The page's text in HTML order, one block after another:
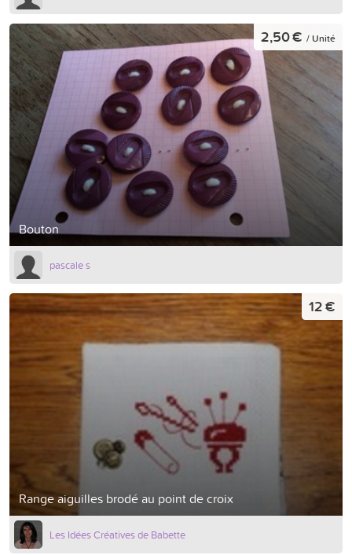
Bouton
2,50 € / Unité
pascale s
Range aiguilles brodé au point de croix
12 €
Les Idées Créatives de Babette